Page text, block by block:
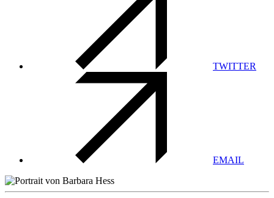
TWITTER
EMAIL